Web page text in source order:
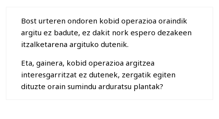
Bost urteren ondoren kobid operazioa oraindik
argitu ez badute, ez dakit nork espero dezakeen
itzalketarena argituko dutenik.
Eta, gainera, kobid operazioa argitzea
interesgarritzat ez dutenek, zergatik egiten
dituzte orain sumindu arduratsu plantak?